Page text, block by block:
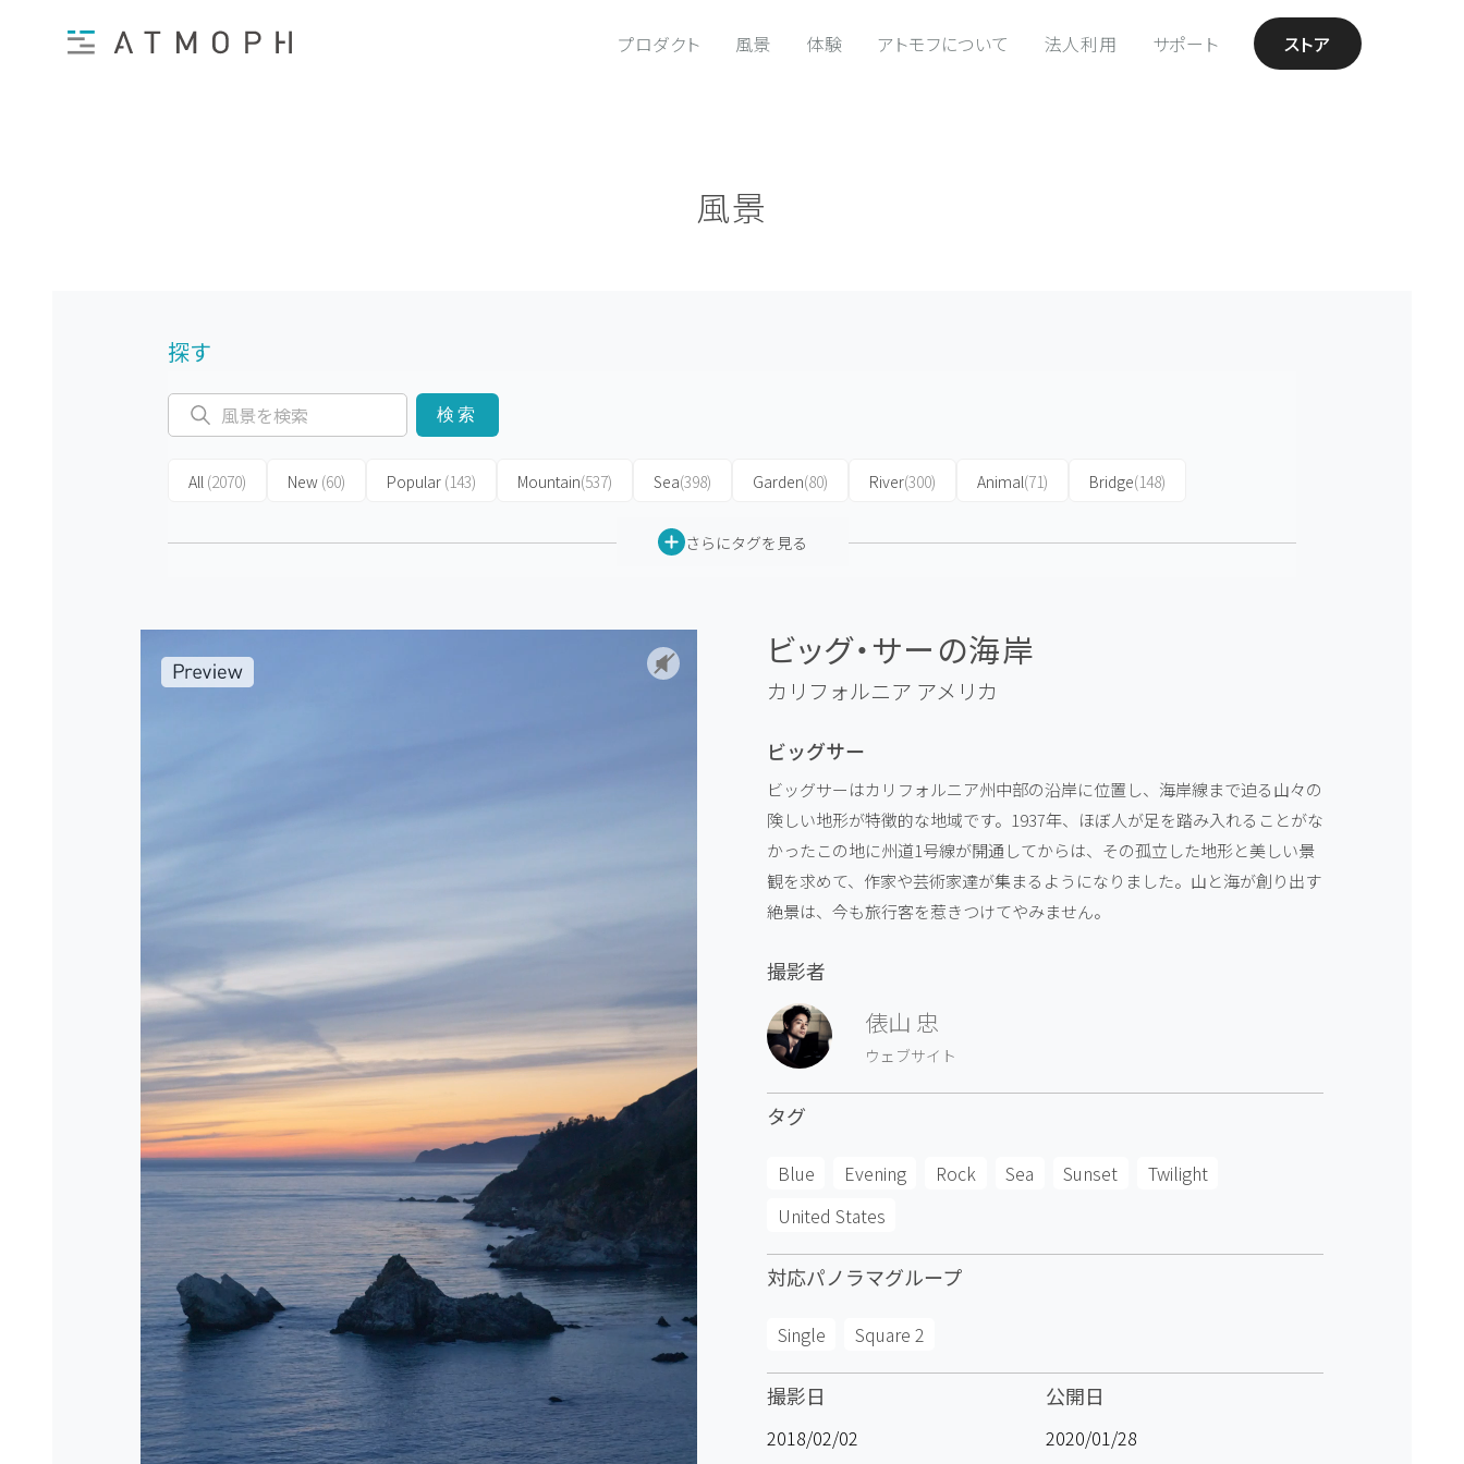
プロダクト 風景 体験 アトモフについて 法人利用 サポート ストア
風景
探す
検索
All (2070) New (60) Popular (143) Mountain(537) Sea(398) Garden(80) River(300) Animal(71) Bridge(148)
さらにタグを見る
ビッグ・サーの海岸
カリフォルニア アメリカ
ビッグサー
ビッグサーはカリフォルニア州中部の沿岸に位置し、海岸線まで迫る山々の
険しい地形が特徴的な地域です。1937年、ほぼ人が足を踏み入れることがな
かったこの地に州道1号線が開通してからは、その孤立した地形と美しい景
観を求めて、作家や芸術家達が集まるようになりました。山と海が創り出す
絶景は、今も旅行客を惹きつけてやみません。
撮影者
俵山 忠
ウェブサイト
タグ
Blue Evening Rock Sea Sunset
Twilight
United States
対応パノラマグループ
Single Square 2
撮影日
2018/02/02
公開日
2020/01/28